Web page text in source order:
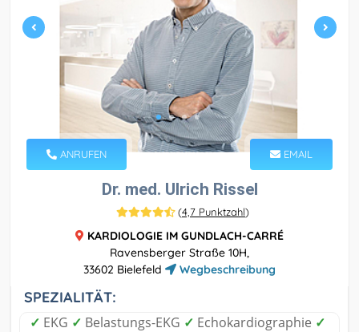
ANRUFEN EMAIL
Dr. med. Ulrich Rissel
(4,7 Punktzahl)
KARDIOLOGIE IM GUNDLACH-CARRÉ
Ravensberger Straße 10H,
33602 Bielefeld
Wegbeschreibung
SPEZIALITÄT:
✓ EKG ✓ Belastungs-EKG ✓ Echokardiographie ✓